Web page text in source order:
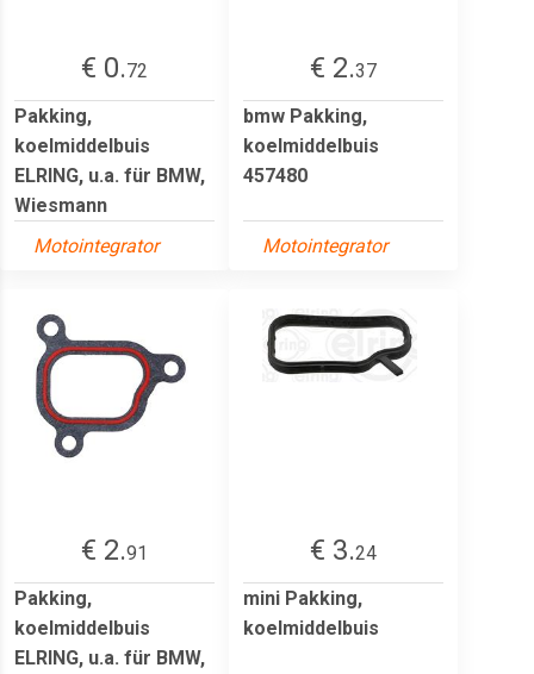
€ 0.72
Pakking,
koelmiddelbuis
ELRING, u.a. für BMW,
Wiesmann
Motointegrator
€ 2.37
bmw Pakking,
koelmiddelbuis
457480
Motointegrator
€ 2.91
Pakking,
koelmiddelbuis
ELRING, u.a. für BMW,
€ 3.24
mini Pakking,
koelmiddelbuis